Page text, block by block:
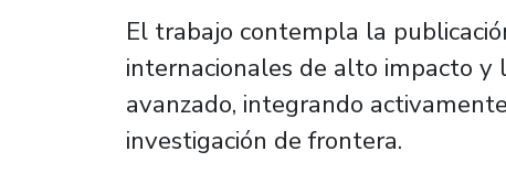
El trabajo contempla la
internacionales de alto impacto
avanzado, integrando
investigación de frontera.